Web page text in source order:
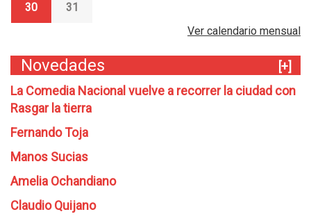
30
31
Ver calendario mensual
Novedades
[+]
La Comedia Nacional vuelve a recorrer la ciudad con
Rasgar la tierra
Fernando Toja
Manos Sucias
Amelia Ochandiano
Claudio Quijano